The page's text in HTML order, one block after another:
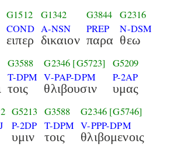
G1512
COND
ειπερ
G1342
A-NSN
δικαιον
G3844
PREP
παρα
G2316
N-DSM
θεω
G3588
T-DPM
τοις
G2346 [G5723]
V-PAP-DPM
θλιβουσιν
G5209
P-2AP
υμας
G5213
P-2DP
υμιν
G3588
T-DPM
τοις
G2346 [G5746]
V-PPP-DPM
θλιβομενοις